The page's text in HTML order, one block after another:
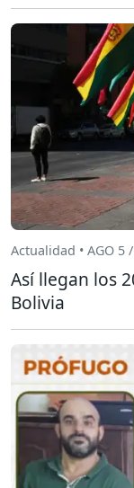
Actualidad • AGO 5
Así llegan los
Bolivia